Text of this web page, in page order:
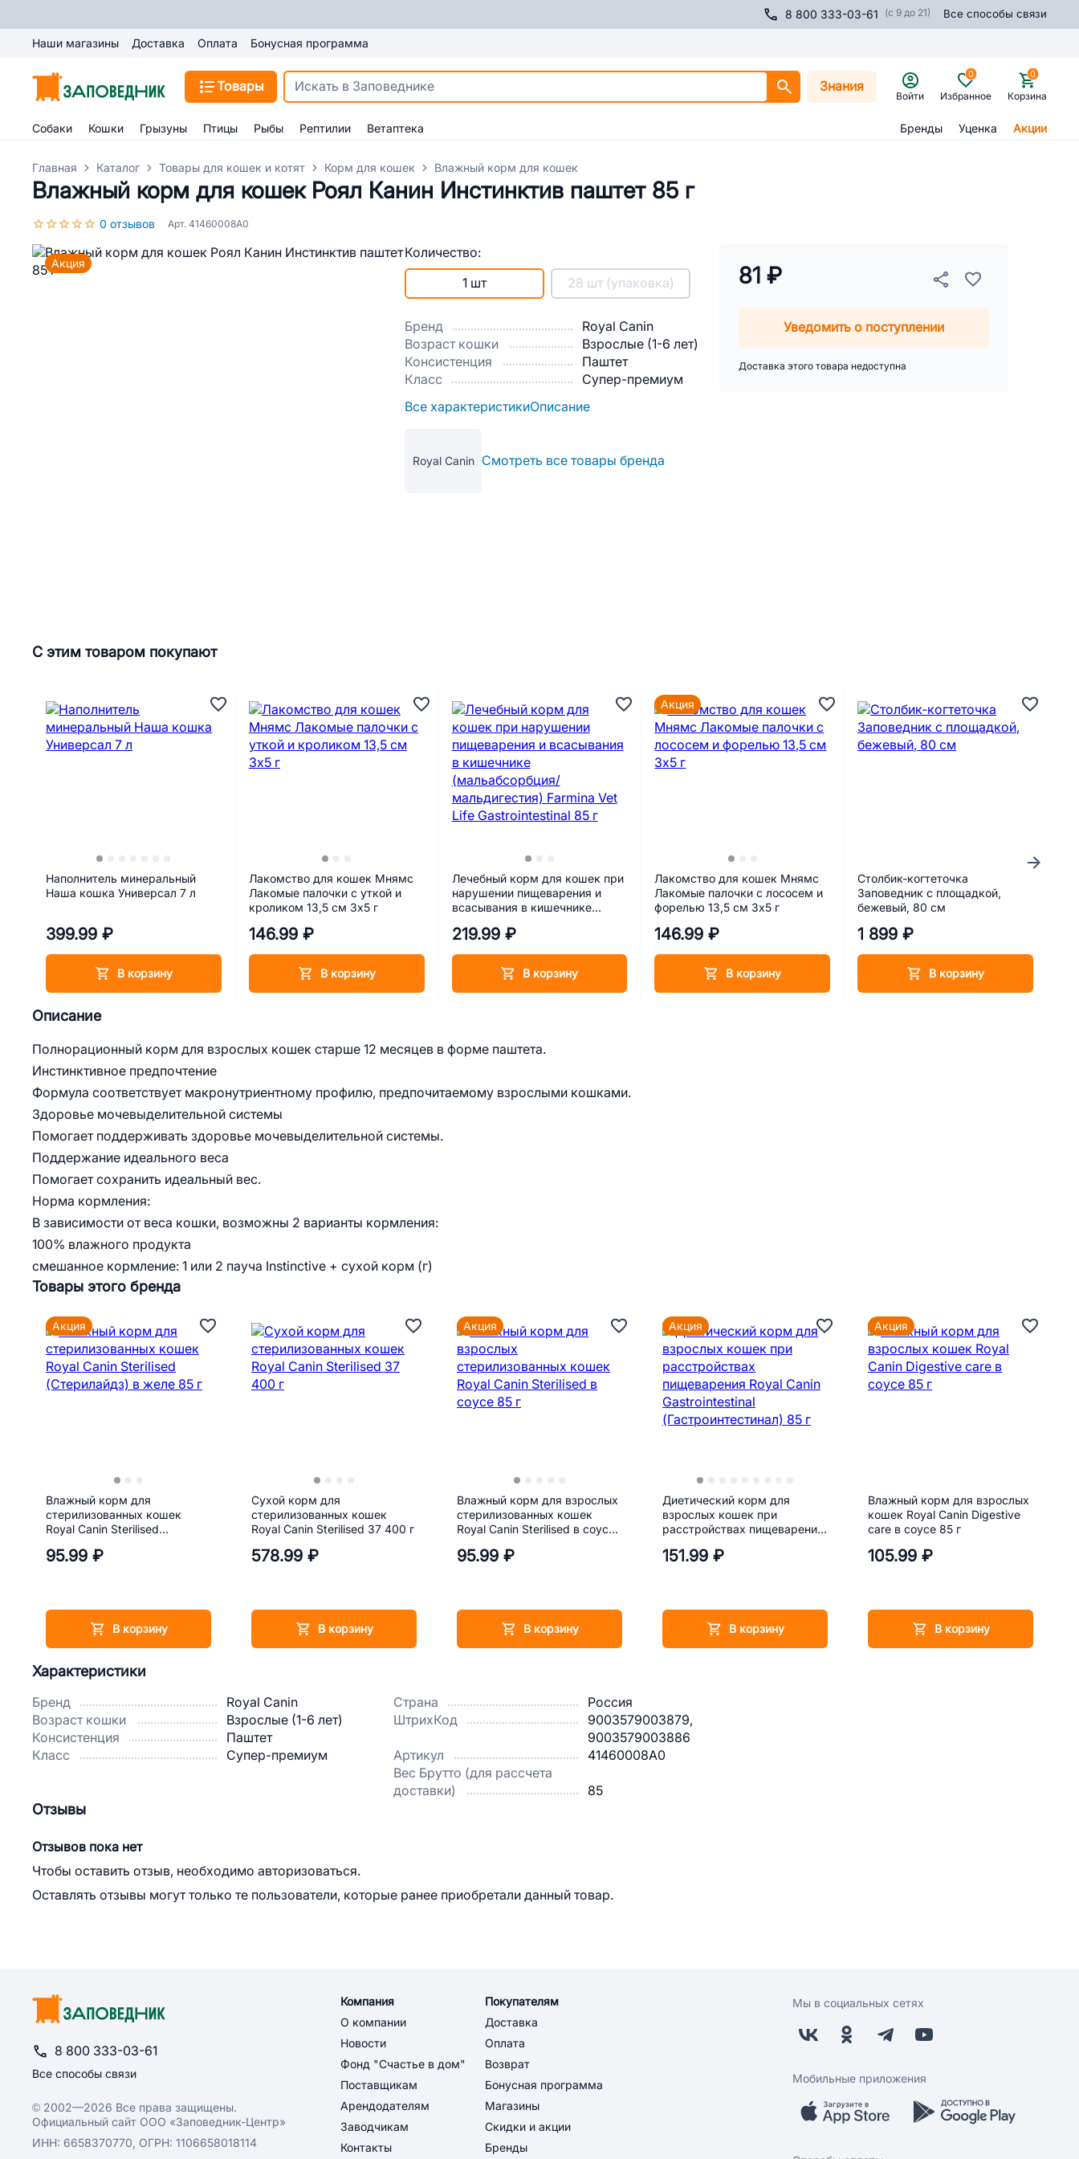
8 800 333-03-61 (с 9 до 21) Все способы связи
Наши магазины Доставка Оплата Бонусная программа
Товары Знания
Войти Избранное
0
Корзина
0
Собаки Кошки Грызуны Птицы Рыбы Рептилии Ветаптека Бренды Уценка Акции
Главная Каталог Товары для кошек и котят Корм для кошек Влажный корм для кошек
Влажный корм для кошек Роял Канин Инстинктив паштет 85 г
0 отзывов Арт. 41460008A0
Акция
Количество:
1 шт 28 шт (упаковка)
Бренд
Royal Canin
Возраст кошки
Взрослые (1-6 лет)
Консистенция
Паштет
Класс
Супер-премиум
Все характеристикиОписание
Royal Canin Смотреть все товары бренда
81 ₽
Уведомить о поступлении
Доставка этого товара недоступна
Описание
Полнорационный корм для взрослых кошек старше 12 месяцев в форме паштета.
Инстинктивное предпочтение
Формула соответствует макронутриентному профилю, предпочитаемому взрослыми кошками.
Здоровье мочевыделительной системы
Помогает поддерживать здоровье мочевыделительной системы.
Поддержание идеального веса
Помогает сохранить идеальный вес.
Норма кормления:
В зависимости от веса кошки, возможны 2 варианты кормления:
100% влажного продукта
смешанное кормление: 1 или 2 пауча Instinctive + сухой корм (г)
С этим товаром покупают
Наполнитель минеральный
Наша кошка Универсал 7 л
399.99 ₽
В корзину
Лакомство для кошек Мнямс
Лакомые палочки с уткой и
кроликом 13,5 см 3х5 г
146.99 ₽
В корзину
Лечебный корм для кошек при
нарушении пищеварения и
всасывания в кишечнике
мальдигестия) Farmina Vet Life
219.99 ₽
В корзину
Лакомство для кошек Мнямс
Лакомые палочки с лососем и
форелью 13,5 см 3х5 г
146.99 ₽
В корзину
Акция
Столбик-когтеточка
Заповедник с площадкой,
бежевый, 80 см
1 899 ₽
В корзину
Товары этого бренда
Влажный корм для
стерилизованных кошек
Royal Canin Sterilised
95.99 ₽
В корзину
Акция
Сухой корм для
стерилизованных кошек
Royal Canin Sterilised 37 400 г
578.99 ₽
В корзину
Влажный корм для взрослых
стерилизованных кошек
Royal Canin Sterilised в соусе
95.99 ₽
В корзину
Акция
Диетический корм для
взрослых кошек при
расстройствах пищеварения
(Гастроинтестинал) 85 г
151.99 ₽
В корзину
Акция
Влажный корм для взрослых
кошек Royal Canin Digestive
care в соусе 85 г
105.99 ₽
В корзину
Акция
Характеристики
Бренд
Royal Canin
Возраст кошки
Взрослые (1-6 лет)
Консистенция
Паштет
Класс
Супер-премиум
Страна
Россия
ШтрихКод
9003579003879,
9003579003886
Артикул
41460008A0
Вес Брутто (для рассчета
доставки)
85
Отзывы
Отзывов пока нет
Чтобы оставить отзыв, необходимо авторизоваться.
Оставлять отзывы могут только те пользователи, которые ранее приобретали данный товар.
8 800 333-03-61
Все способы связи
© 2002—2026 Все права защищены.
Официальный сайт ООО «Заповедник-Центр»
ИНН: 6658370770, ОГРН: 1106658018114
Компания
О компании
Новости
Фонд "Счастье в дом"
Поставщикам
Арендодателям
Заводчикам
Контакты
Покупателям
Доставка
Оплата
Возврат
Бонусная программа
Магазины
Скидки и акции
Бренды
Мы в социальных сетях
Мобильные приложения